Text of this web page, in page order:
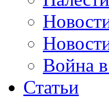
Война
Статьи